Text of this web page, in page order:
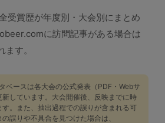
受賞歴が年度別・大会別にまとめ
に訪問記事がある場合は
す。
ベースは各大会の公式発表（PDF・Webサ
しています。大会開催後、反映までに時
。また、抽出過程での誤りが含まれる可
誤りや不具合を見つけた場合は、